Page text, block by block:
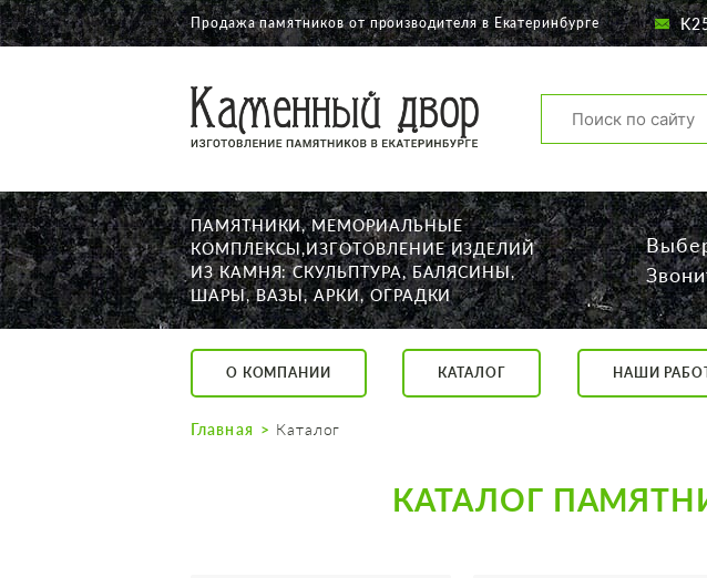
О КОМПАНИИ
КАТАЛОГ
НАШИ РАБОТЫ
АКЦИИ
ДОСТАВКА
КОНТАКТЫ
K2532513@yandex.ru
Екатеринбург, Щорса, 56
Продажа памятников от производителя в Екатеринбурге
ПАМЯТНИКИ, МЕМОРИАЛЬНЫЕ
КОМПЛЕКСЫ,ИЗГОТОВЛЕНИЕ ИЗДЕЛИЙ
ИЗ КАМНЯ: СКУЛЬПТУРА, БАЛЯСИНЫ,
ШАРЫ, ВАЗЫ, АРКИ, ОГРАДКИ
О КОМПАНИИ КАТАЛОГ НАШИ
Главная Каталог
КАТАЛОГ